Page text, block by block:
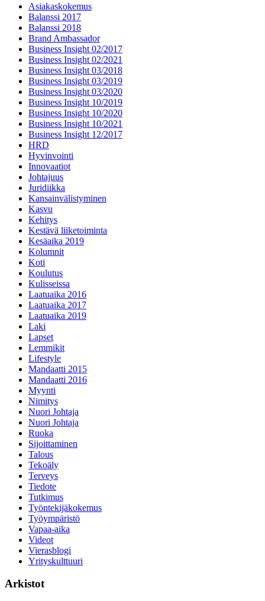
Asiakaskokemus
Balanssi 2017
Balanssi 2018
Brand Ambassador
Business Insight 02/2017
Business Insight 02/2021
Business Insight 03/2018
Business Insight 03/2019
Business Insight 03/2020
Business Insight 10/2019
Business Insight 10/2020
Business Insight 10/2021
Business Insight 12/2017
HRD
Hyvinvointi
Innovaatiot
Johtajuus
Juridiikka
Kansainvälistyminen
Kasvu
Kehitys
Kestävä liiketoiminta
Kesäaika 2019
Kolumnit
Koti
Koulutus
Kulisseissa
Laatuaika 2016
Laatuaika 2017
Laatuaika 2019
Laki
Lapset
Lemmikit
Lifestyle
Mandaatti 2015
Mandaatti 2016
Myynti
Nimitys
Nuori Johtaja
Nuori Johtaja
Ruoka
Sijoittaminen
Talous
Tekoäly
Terveys
Tiedote
Tutkimus
Työntekijäkokemus
Työympäristö
Vapaa-aika
Videot
Vierasblogi
Yrityskulttuuri
Arkistot